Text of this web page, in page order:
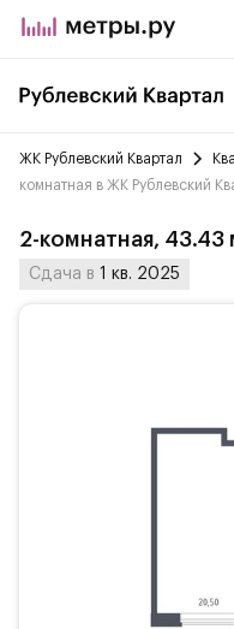
ЖК Рублевский Квартал
комнатная в ЖК Рублевский
2-комнатная, 43.43
Сдача в 1 кв. 2025